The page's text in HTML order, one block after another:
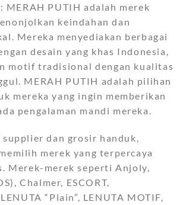
MERAH PUTIH adalah merek
keindahan dan
Mereka menyediakan berbagai
desain yang khas Indonesia,
motif tradisional dengan kualitas
MERAH PUTIH adalah pilihan
mereka yang ingin memberikan
pengalaman mandi mereka.
dan grosir handuk,
merek yang terpercaya
Merek-merek seperti Anjoly,
Chalmer, ESCORT,
“Plain”, LENUTA MOTIF,